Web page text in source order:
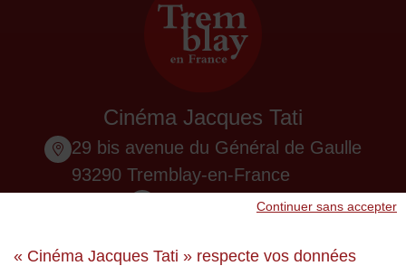
« Cinéma Jacques Tati » respecte vos données
Continuer sans accepter
Cinéma Jacques Tati
29 bis avenue du Général de Gaulle
93290 Tremblay-en-France
01 48 61 87 55